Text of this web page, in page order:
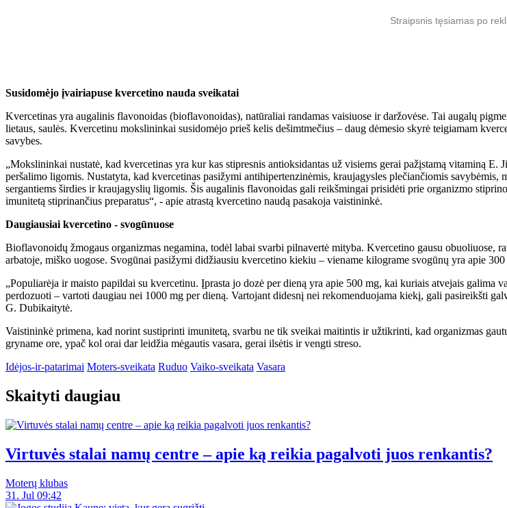
Straipsnis tęsiamas po
Susidomėjo įvairiapuse kvercetino nauda sveikatai
Kvercetinas yra augalinis flavonoidas (bioflavonoidas), natūraliai randamas vaisiuose ir daržovėse. Tai augalų
lietaus, saulės. Kvercetinu mokslininkai susidomėjo prieš kelis dešimtmečius – daug dėmesio skyrė teigiamam
savybes.
„Mokslininkai nustatė, kad kvercetinas yra kur kas stipresnis antioksidantas už visiems gerai pažįstamą vitaminą
peršalimo ligomis. Nustatyta, kad kvercetinas pasižymi antihipertenzinėmis, kraujagysles plečiančiomis
sergantiems širdies ir kraujagyslių ligomis. Šis augalinis flavonoidas gali reikšmingai prisidėti prie organizmo
imunitetą stiprinančius preparatus“, - apie atrastą kvercetino naudą pasakoja vaistininkė.
Daugiausiai kvercetino - svogūnuose
Bioflavonoidų žmogaus organizmas negamina, todėl labai svarbi pilnavertė mityba. Kvercetino gausu obuoliuose,
arbatoje, miško uogose. Svogūnai pasižymi didžiausiu kvercetino kiekiu – viename kilograme svogūnų yra apie
„Populiarėja ir maisto papildai su kvercetinu. Įprasta jo dozė per dieną yra apie 500 mg, kai kuriais atvejais
perdozuoti – vartoti daugiau nei 1000 mg per dieną. Vartojant didesnį nei rekomenduojama kiekį, gali pasireikšti
G. Dubikaitytė.
Vaistininkė primena, kad norint sustiprinti imunitetą, svarbu ne tik sveikai maitintis ir užtikrinti, kad organizmas
gryname ore, ypač kol orai dar leidžia mėgautis vasara, gerai ilsėtis ir vengti streso.
Idėjos-ir-patarimai Moters-sveikata Ruduo Vaiko-sveikata Vasara
Skaityti daugiau
Virtuvės stalai namų centre – apie ką reikia pagalvoti juos renkantis?
Moterų klubas
31. Jul 09:42